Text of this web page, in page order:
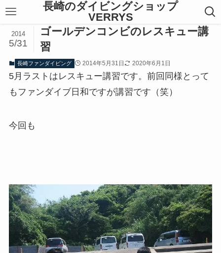
長崎のダイビングショップ
VERRYS
ゴールデンコンビのレスキュー講
習
2014
5/31
長崎ファンダイビング 2014年5月31日 2020年6月1日
5月ラストはレスキュー講習です。前回同様とって
もファンダイブ日和ですが講習です（笑）
今回も